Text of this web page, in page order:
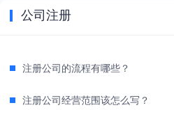
公司注册
注册公司的流程有哪些？
注册公司经营范围该怎么写？